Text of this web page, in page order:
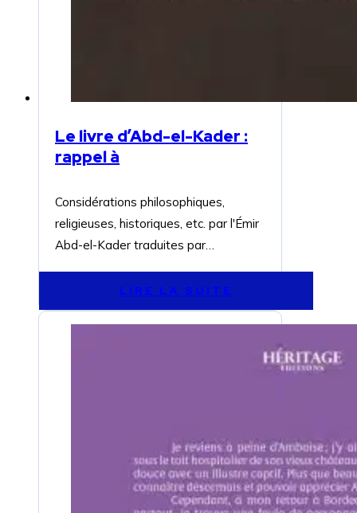
Le livre d’Abd-el-Kader :
rappel à
Considérations philosophiques,
religieuses, historiques, etc. par l'Émir
Abd-el-Kader traduites par…
LIRE LA SUITE